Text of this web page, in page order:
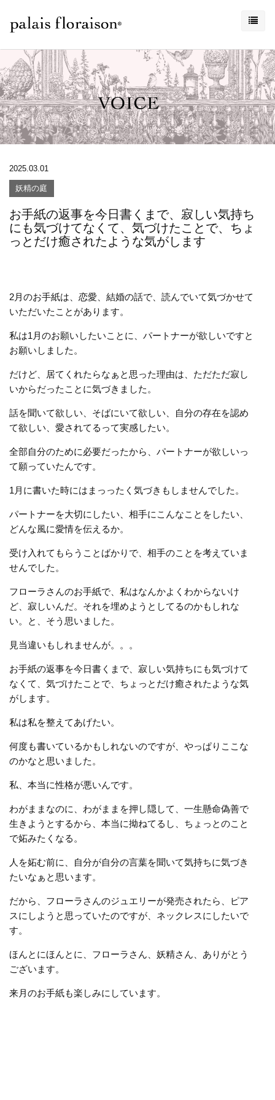
2025.03.01
妖精の庭
お手紙の返事を今日書くまで、寂しい気持ち
にも気づけてなくて、気づけたことで、ちょ
っとだけ癒されたような気がします
2月のお手紙は、恋愛、結婚の話で、読んでいて気づかせて
いただいたことがあります。
私は1月のお願いしたいことに、パートナーが欲しいですと
お願いしました。
だけど、居てくれたらなぁと思った理由は、ただただ寂し
いからだったことに気づきました。
話を聞いて欲しい、そばにいて欲しい、自分の存在を認め
て欲しい、愛されてるって実感したい。
全部自分のために必要だったから、パートナーが欲しいっ
て願っていたんです。
1月に書いた時にはまっったく気づきもしませんでした。
パートナーを大切にしたい、相手にこんなことをしたい、
どんな風に愛情を伝えるか。
受け入れてもらうことばかりで、相手のことを考えていま
せんでした。
フローラさんのお手紙で、私はなんかよくわからないけ
ど、寂しいんだ。それを埋めようとしてるのかもしれな
い。と、そう思いました。
見当違いもしれませんが。。。
お手紙の返事を今日書くまで、寂しい気持ちにも気づけて
なくて、気づけたことで、ちょっとだけ癒されたような気
がします。
私は私を整えてあげたい。
何度も書いているかもしれないのですが、やっぱりここな
のかなと思いました。
私、本当に性格が悪いんです。
わがままなのに、わがままを押し隠して、一生懸命偽善で
生きようとするから、本当に拗ねてるし、ちょっとのこと
で妬みたくなる。
人を妬む前に、自分が自分の言葉を聞いて気持ちに気づき
たいなぁと思います。
だから、フローラさんのジュエリーが発売されたら、ピア
スにしようと思っていたのですが、ネックレスにしたいで
す。
ほんとにほんとに、フローラさん、妖精さん、ありがとう
ございます。
来月のお手紙も楽しみにしています。